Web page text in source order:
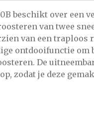
beschikt over een
van twee
van een traploos
ontdooifunctie om
De
zodat je deze